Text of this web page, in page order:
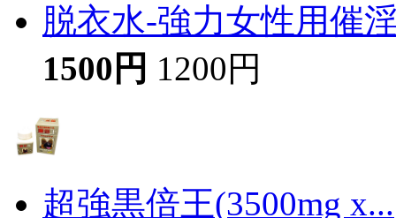
脱衣水-強力女性用催
1500円 1200円
超強黒倍王(3500mg x...